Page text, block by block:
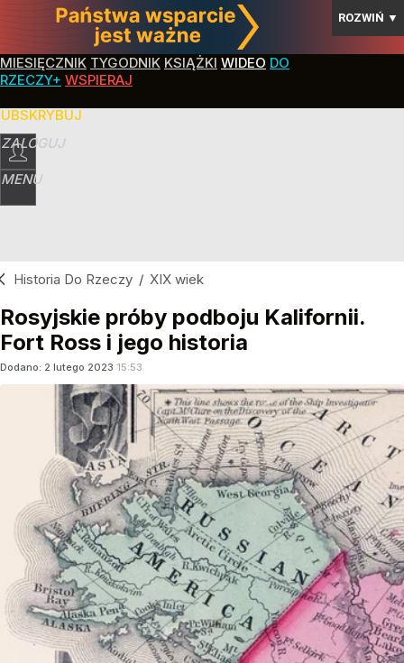
ROZWIŃ ▼
MIESIĘCZNIK TYGODNIK KSIĄŻKI WIDEO DO
RZECZY+ WSPIERAJ
ZALOGUJ
MENU
Historia Do Rzeczy / XIX wiek
Rosyjskie próby podboju Kalifornii.
Fort Ross i jego historia
Dodano: 2 lutego 2023 15:53